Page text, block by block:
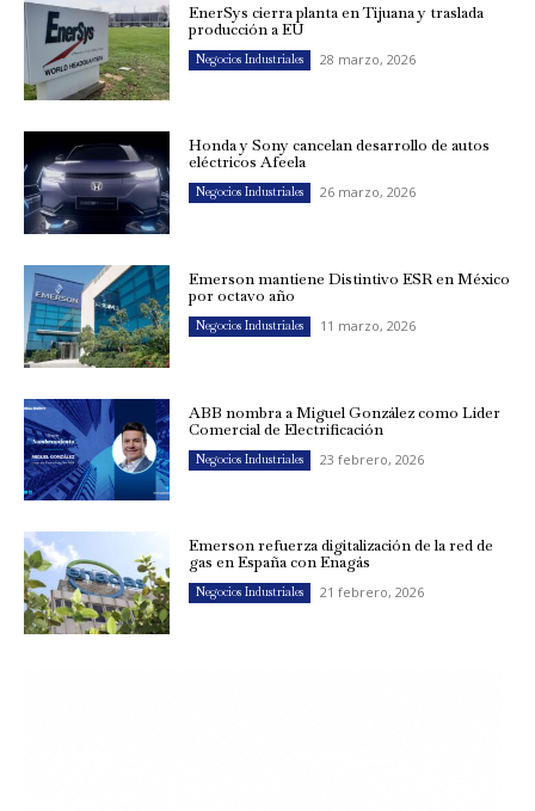
EnerSys cierra planta en Tijuana y traslada
producción a EU
Negocios Industriales 28 marzo, 2026
Honda y Sony cancelan desarrollo de autos
eléctricos Afeela
Negocios Industriales 26 marzo, 2026
Emerson mantiene Distintivo ESR en México
por octavo año
Negocios Industriales 11 marzo, 2026
ABB nombra a Miguel González como Líder
Comercial de Electrificación
Negocios Industriales 23 febrero, 2026
Emerson refuerza digitalización de la red de
gas en España con Enagás
Negocios Industriales 21 febrero, 2026